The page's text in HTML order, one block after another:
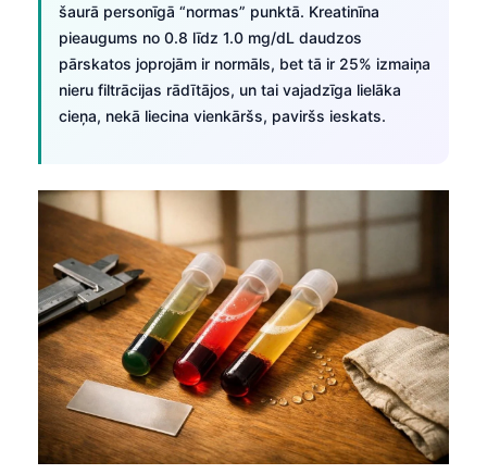
šaurā personīgā “normas” punktā. Kreatinīna
pieaugums no 0.8 līdz 1.0 mg/dL daudzos
pārskatos joprojām ir normāls, bet tā ir 25% izmaiņa
nieru filtrācijas rādītājos, un tai vajadzīga lielāka
cieņa, nekā liecina vienkāršs, paviršs ieskats.